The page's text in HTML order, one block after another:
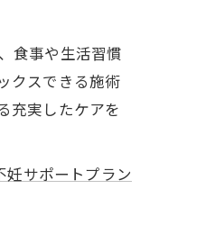
食事や生活習慣
クスできる施術
充実したケアを
妊サポートプラン